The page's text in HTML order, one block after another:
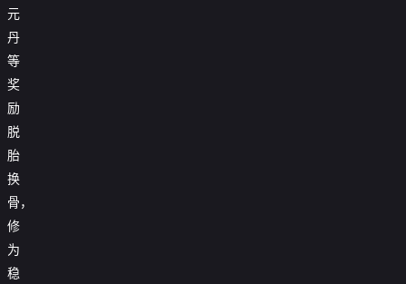
元
丹
等
奖
励
脱
胎
换
骨，
修
为
稳